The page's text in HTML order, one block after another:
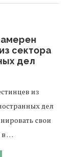
сектора
дел
из
дел
свои
в …